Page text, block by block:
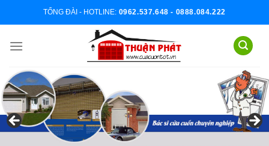
TỔNG ĐÀI - HOTLINE: 0962.537.648 - 0888.084.222